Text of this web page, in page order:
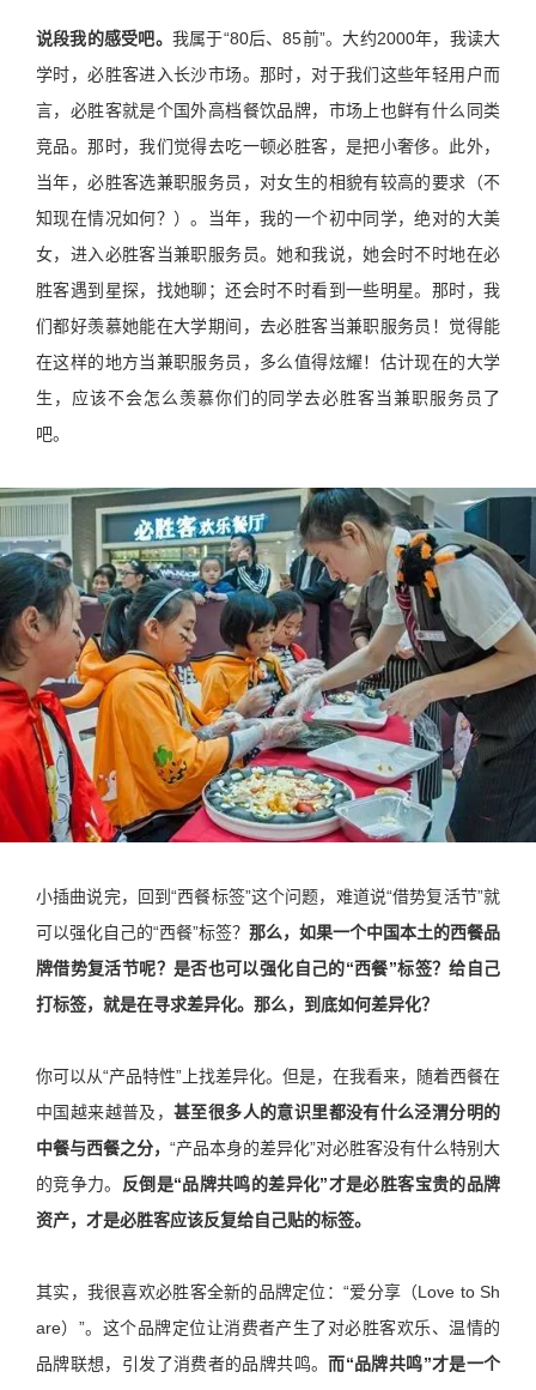
说段我的感受吧。 我属于“80后、85前”。大约2000年，我读大
学时，必胜客进入长沙市场。那时，对于我们这些年轻用户而
言，必胜客就是个国外高档餐饮品牌，市场上也鲜有什么同类
竞品。那时，我们觉得去吃一顿必胜客，是把小奢侈。此外，
当年，必胜客选兼职服务员，对女生的相貌有较高的要求（不
知现在情况如何？）。当年，我的一个初中同学，绝对的大美
女，进入必胜客当兼职服务员。她和我说，她会时不时地在必
胜客遇到星探，找她聊；还会时不时看到一些明星。那时，我
们都好羡慕她能在大学期间，去必胜客当兼职服务员！觉得能
在这样的地方当兼职服务员，多么值得炫耀！估计现在的大学
生，应该不会怎么羡慕你们的同学去必胜客当兼职服务员了
吧。
小插曲说完，回到“西餐标签”这个问题，难道说“借势复活节”就
可以强化自己的“西餐”标签？ 那么，如果一个中国本土的西餐品
牌借势复活节呢？是否也可以强化自己的“西餐”标签？给自己
打标签，就是在寻求差异化。那么，到底如何差异化？
你可以从“产品特性”上找差异化。但是，在我看来，随着西餐在
中国越来越普及，甚至很多人的意识里都没有什么泾渭分明的
中餐与西餐之分， “产品本身的差异化”对必胜客没有什么特别大
的竞争力。 反倒是“品牌共鸣的差异化”才是必胜客宝贵的品牌
资产，才是必胜客应该反复给自己贴的标签。
其实，我很喜欢必胜客全新的品牌定位：“爱分享（Love to Sh
are）”。这个品牌定位让消费者产生了对必胜客欢乐、温情的
品牌联想，引发了消费者的品牌共鸣。而“品牌共鸣”才是一个